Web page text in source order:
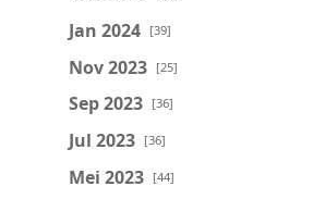
Jan 2024 [39]
Nov 2023 [25]
Sep 2023 [36]
Jul 2023 [36]
Mei 2023 [44]